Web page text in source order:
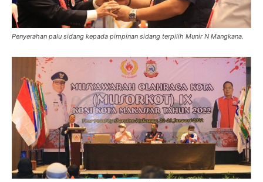
Penyerahan palu sidang kepada pimpinan sidang terpilih Munir N Mangkana.